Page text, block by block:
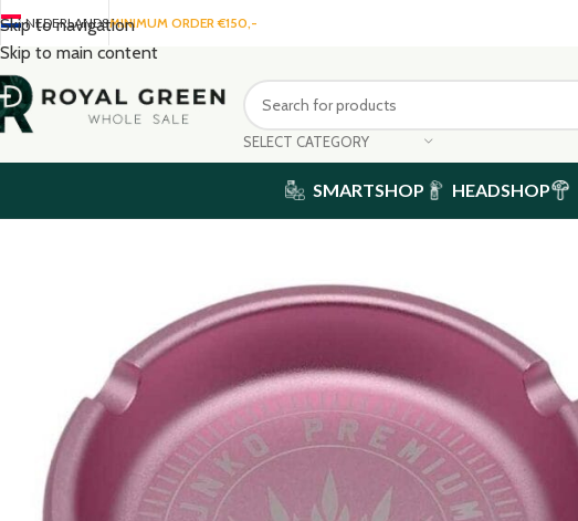
Skip to navigation
Skip to main content
NEDERLANDSMINIMUM ORDER €150,-
SELECT CATEGORY
SMARTSHOP HEADSHOP